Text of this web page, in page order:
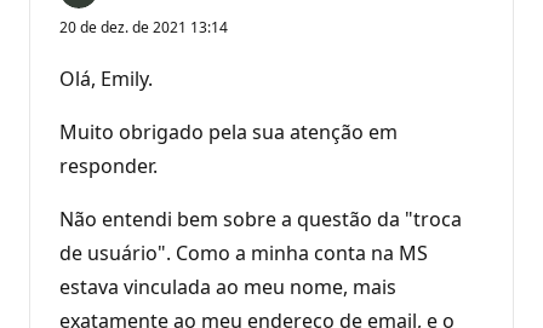
20 de dez. de 2021 13:14
Olá, Emily.
Muito obrigado pela sua atenção em
responder.
Não entendi bem sobre a questão da "troca
de usuário". Como a minha conta na MS
estava vinculada ao meu nome, mais
exatamente ao meu endereço de email, e o